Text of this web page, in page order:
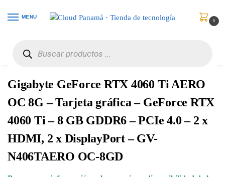
MENU
0
Gigabyte GeForce RTX 4060 Ti AERO
OC 8G – Tarjeta gráfica – GeForce RTX
4060 Ti – 8 GB GDDR6 – PCIe 4.0 – 2 x
HDMI, 2 x DisplayPort – GV-
N406TAERO OC-8GD